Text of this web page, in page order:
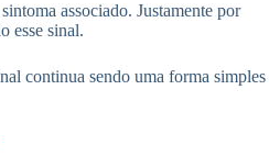
associado. Justamente por
esse sinal.
continua sendo uma forma simples